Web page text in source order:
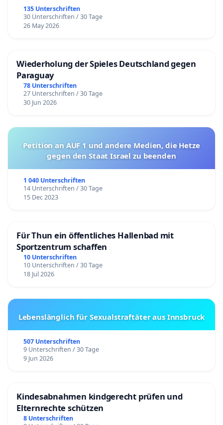
135 Unterschriften
30 Unterschriften / 30 Tage
26 May 2026
Wiederholung der Spieles Deutschland gegen
Paraguay
78 Unterschriften
27 Unterschriften / 30 Tage
30 Jun 2026
Petition an AUF 1 und andere Medien, die Hetze
gegen den Staat Israel zu beenden
1 040 Unterschriften
14 Unterschriften / 30 Tage
15 Dec 2023
Für Thun ein öffentliches Hallenbad mit
Sportzentrum schaffen
10 Unterschriften
10 Unterschriften / 30 Tage
18 Jul 2026
Lebenslänglich für Sexualstraftäter aus Innsbruck
507 Unterschriften
9 Unterschriften / 30 Tage
9 Jun 2026
Kindesabnahmen kindgerecht prüfen und
Elternrechte schützen
8 Unterschriften